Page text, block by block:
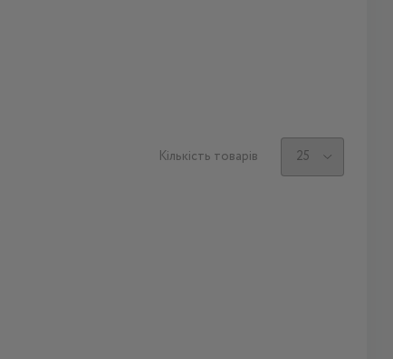
Кількість товарів